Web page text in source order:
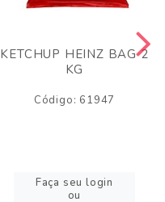
KETCHUP HEINZ BAG 2
KG
Código: 61947
Faça seu login
ou